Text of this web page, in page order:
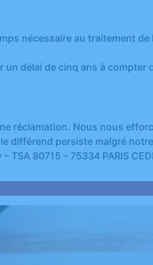
nécessaire au traitement
délai de cinq ans à
réclamation. Nous nous
différend persiste malgré
80715 – 75334 PARIS